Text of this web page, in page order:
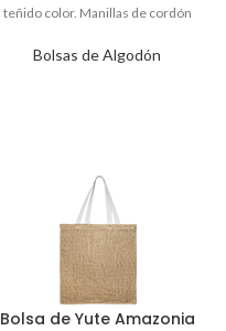
Bolsas de Algodón
Bolsa de Yute Amazonia